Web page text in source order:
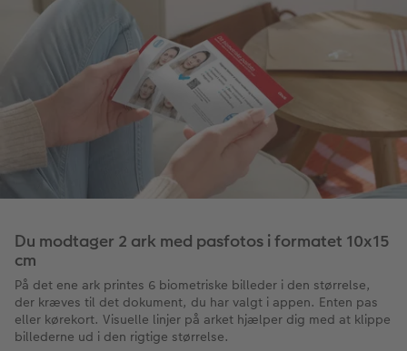
Du modtager 2 ark med pasfotos i formatet 10x15
cm
På det ene ark printes 6 biometriske billeder i den størrelse,
der kræves til det dokument, du har valgt i appen. Enten pas
eller kørekort. Visuelle linjer på arket hjælper dig med at klippe
billederne ud i den rigtige størrelse.